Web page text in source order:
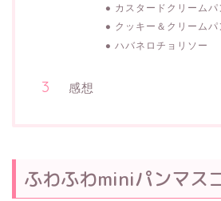
カスタードクリームパ
クッキー＆クリームパ
ハバネロチョリソー
感想
ふわふわminiパンマス